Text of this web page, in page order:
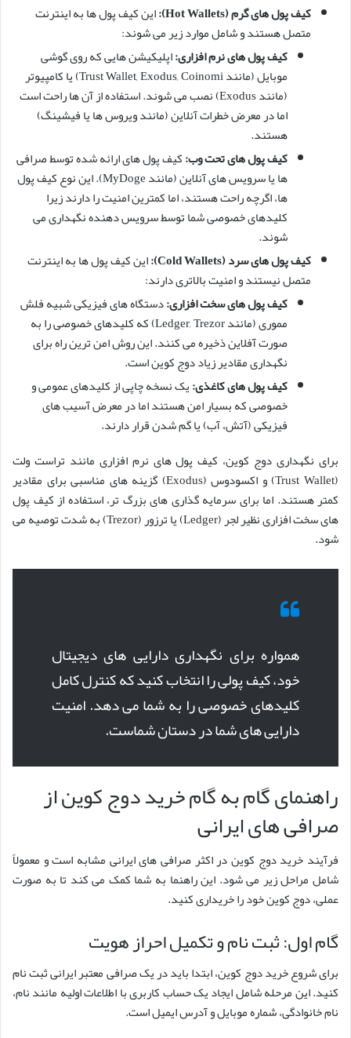
کیف پول های گرم (Hot Wallets):
این کیف پول ها به اینترنت
متصل هستند و شامل موارد زیر می شوند:
کیف پول های نرم افزاری:اپلیکیشن هایی که روی گوشی
موبایل (مانند Trust Wallet, Exodus, Coinomi) یا کامپیوتر
(مانند Exodus) نصب می شوند. استفاده از آن ها راحت است
اما در معرض خطرات آنلاین (مانند ویروس ها یا فیشینگ)
هستند.
کیف پول های تحت وب:کیف پول های ارائه شده توسط صرافی
ها یا سرویس های آنلاین (مانند MyDoge). این نوع کیف پول
ها، اگرچه راحت هستند، اما کمترین امنیت را دارند زیرا
کلیدهای خصوصی شما توسط سرویس دهنده نگهداری می
شوند.
کیف پول های سرد (Cold Wallets):
این کیف پول ها به اینترنت
متصل نیستند و امنیت بالاتری دارند:
کیف پول های سخت افزاری:دستگاه های فیزیکی شبیه فلش
مموری (مانند Ledger, Trezor) که کلیدهای خصوصی را به
صورت آفلاین ذخیره می کنند. این روش امن ترین راه برای
نگهداری مقادیر زیاد دوج کوین است.
کیف پول های کاغذی:یک نسخه چاپی از کلیدهای عمومی و
خصوصی که بسیار امن هستند اما در معرض آسیب های
فیزیکی (آتش، آب) یا گم شدن قرار دارند.
برای نگهداری دوج کوین، کیف پول های نرم افزاری مانند تراست ولت
(Trust Wallet) و اکسودوس (Exodus) گزینه های مناسبی برای مقادیر
کمتر هستند. اما برای سرمایه گذاری های بزرگ تر، استفاده از کیف پول
های سخت افزاری نظیر لجر (Ledger) یا ترزور (Trezor) به شدت توصیه می
شود.
همواره برای نگهداری دارایی های دیجیتال
خود، کیف پولی را انتخاب کنید که کنترل کامل
کلیدهای خصوصی را به شما می دهد. امنیت
دارایی های شما در دستان شماست.
راهنمای گام به گام خرید دوج کوین از
صرافی های ایرانی
فرآیند خرید دوج کوین در اکثر صرافی های ایرانی مشابه است و معمولاً
شامل مراحل زیر می شود. این راهنما به شما کمک می کند تا به صورت
عملی، دوج کوین خود را خریداری کنید.
گام اول: ثبت نام و تکمیل احراز هویت
برای شروع خرید دوج کوین، ابتدا باید در یک صرافی معتبر ایرانی ثبت نام
کنید. این مرحله شامل ایجاد یک حساب کاربری با اطلاعات اولیه مانند نام،
نام خانوادگی، شماره موبایل و آدرس ایمیل است.